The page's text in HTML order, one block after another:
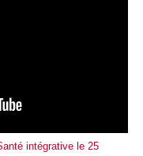
intégrative le 25